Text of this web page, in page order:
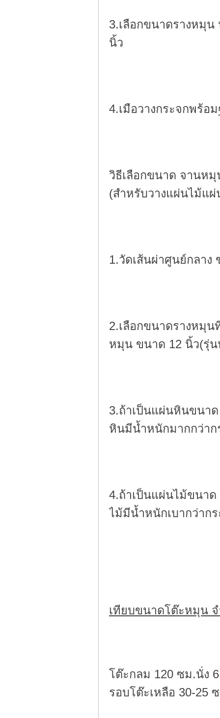
3.เลือกขนาดรางหมุ
นิ้ว
4.เมือวางกระจกพร้อ
วิธีเลือกขนาด จานห
(สำหรับวางแผ่นไม้แ
1.วัดเส้นผ่าศูนย์กลา
2.เลือกขนาดรางหมุน
หมุน ขนาด 12 นิ้ว(รุ่
3.ถ้าเป็นแผ่นหินขนา
หินมีน้ำหนักมากกว่า
4.ถ้าเป็นแผ่นไม้ขนา
ไม้มีน้ำหนักเบากว่าก
เทียบขนาดโต๊ะหมุน
โต๊ะกลม 120 ซม.นั่ง
รอบโต๊ะเหลือ 30-25